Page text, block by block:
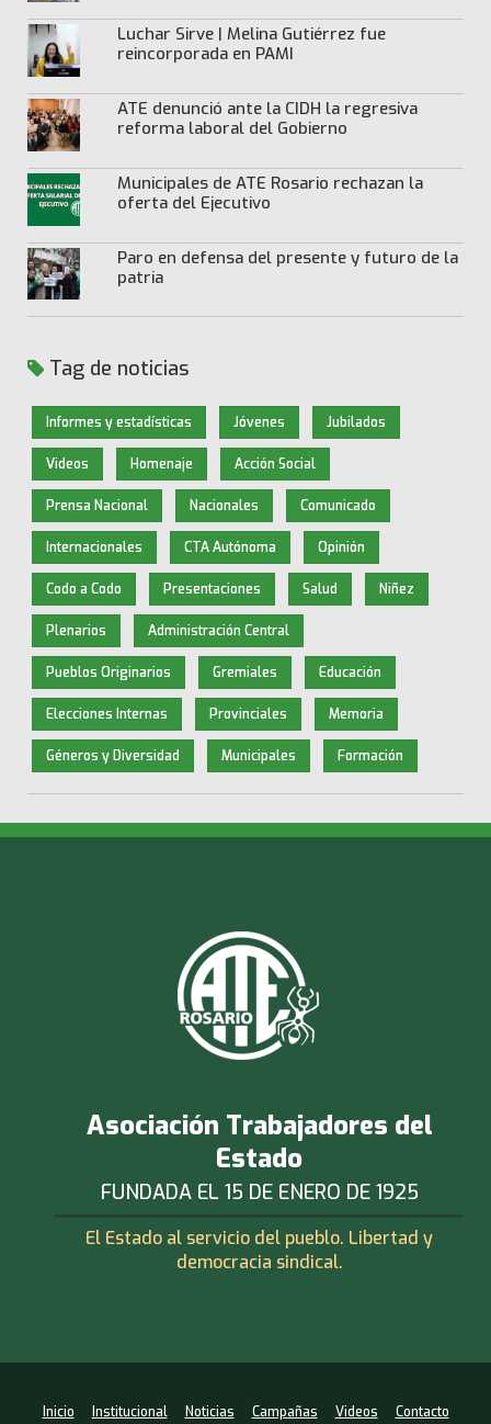
Luchar Sirve | Melina Gutiérrez fue
reincorporada en PAMI
ATE denunció ante la CIDH la regresiva
reforma laboral del Gobierno
Municipales de ATE Rosario rechazan la
oferta del Ejecutivo
Paro en defensa del presente y futuro de la
patria
Tag de noticias
Informes y estadísticas Jóvenes Jubilados
Videos Homenaje Acción Social
Prensa Nacional Nacionales Comunicado
Internacionales CTA Autónoma Opinión
Codo a Codo Presentaciones Salud Niñez
Plenarios Administración Central
Pueblos Originarios Gremiales Educación
Elecciones Internas Provinciales Memoria
Géneros y Diversidad Municipales Formación
Asociación Trabajadores del
Estado
FUNDADA EL 15 DE ENERO DE 1925
El Estado al servicio del pueblo. Libertad y
democracia sindical.
Inicio Institucional Noticias Campañas Videos Contacto